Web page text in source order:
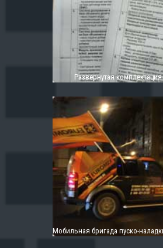
Развернутая
Мобильная бригада пуско-